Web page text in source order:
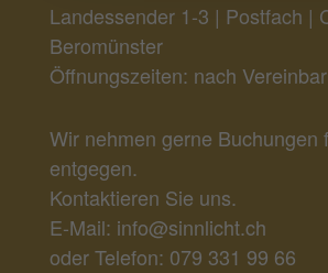
Landessender 1-3 | Postfach |
Beromünster
Öffnungszeiten: nach
Wir nehmen gerne Buchungen
entgegen.
Kontaktieren Sie uns.
E-Mail: info@sinnlicht.ch
oder Telefon: 079 331 99 66